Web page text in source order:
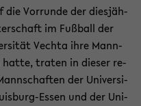
die Vor­run­de der dies­jäh­
im Fuß­ball der
Vech­ta ihre Mann­
hatte, tra­ten in die­ser re­
der Uni­ver­si­
​Essen und der Uni­